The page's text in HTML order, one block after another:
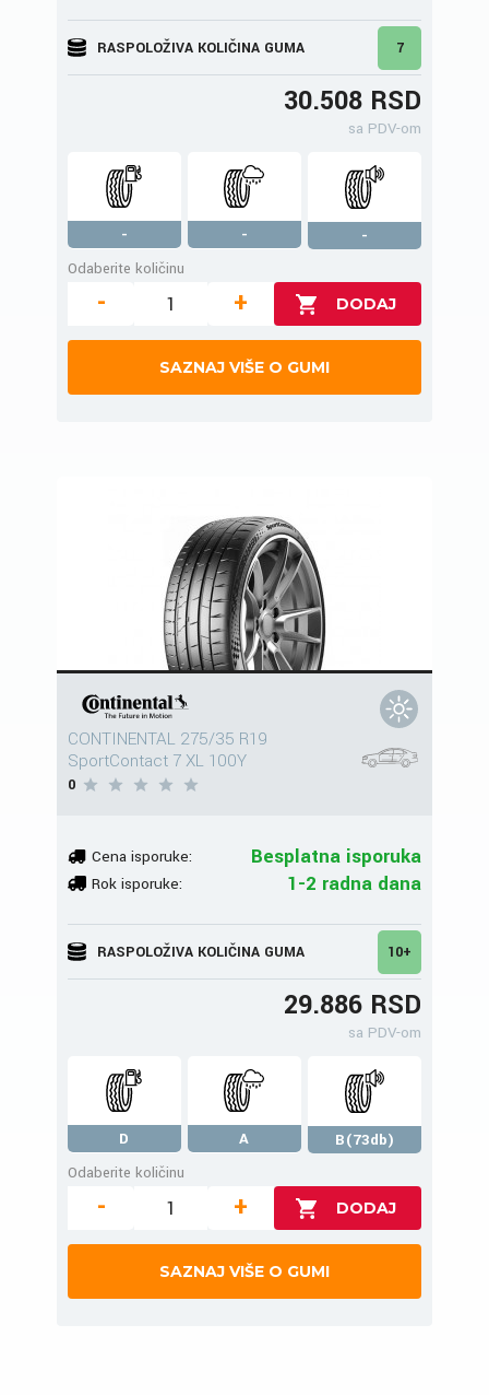
RASPOLOŽIVA KOLIČINA GUMA 7
30.508 RSD
sa PDV-om
- -
-
Odaberite količinu
- +
SAZNAJ VIŠE O GUMI
CONTINENTAL 275/35 R19
SportContact 7 XL 100Y
0
Cena isporuke: Besplatna isporuka
Rok isporuke: 1-2 radna dana
RASPOLOŽIVA KOLIČINA GUMA 10+
29.886 RSD
sa PDV-om
D A
B(73db)
Odaberite količinu
- +
SAZNAJ VIŠE O GUMI